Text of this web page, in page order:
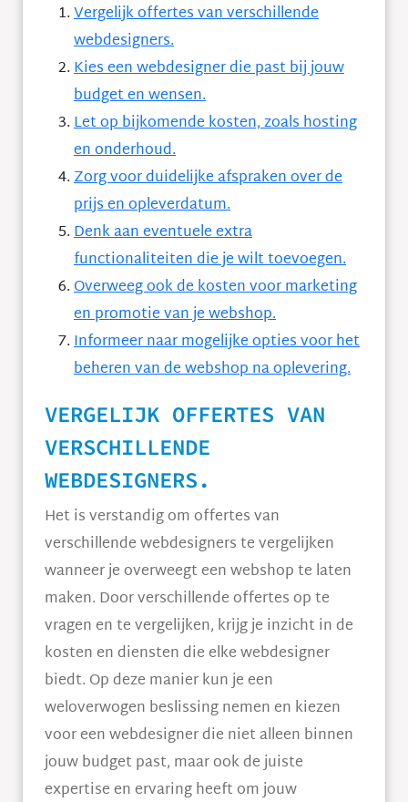
Vergelijk offertes van verschillende
webdesigners.
Kies een webdesigner die past bij jouw
budget en wensen.
Let op bijkomende kosten, zoals hosting
en onderhoud.
Zorg voor duidelijke afspraken over de
prijs en opleverdatum.
Denk aan eventuele extra
functionaliteiten die je wilt toevoegen.
Overweeg ook de kosten voor marketing
en promotie van je webshop.
Informeer naar mogelijke opties voor het
beheren van de webshop na oplevering.
VERGELIJK OFFERTES VAN
VERSCHILLENDE
WEBDESIGNERS.
Het is verstandig om offertes van
verschillende webdesigners te vergelijken
wanneer je overweegt een webshop te laten
maken. Door verschillende offertes op te
vragen en te vergelijken, krijg je inzicht in de
kosten en diensten die elke webdesigner
biedt. Op deze manier kun je een
weloverwogen beslissing nemen en kiezen
voor een webdesigner die niet alleen binnen
jouw budget past, maar ook de juiste
expertise en ervaring heeft om jouw